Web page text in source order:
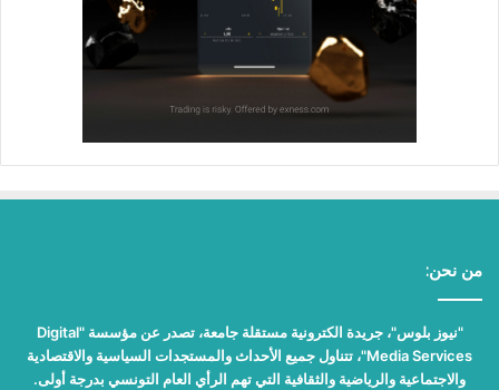
من نحن:
"نيوز بلوس"، جريدة الكترونية مستقلة جامعة، تصدر عن مؤسسة "Digital
Media Services"، تتناول جميع الأحداث والمستجدات السياسية والاقتصادية
والاجتماعية والرياضية والثقافية التي تهم الرأي العام التونسي بدرجة أولى.